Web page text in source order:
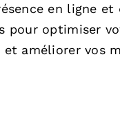
en ligne
pour optimiser
améliorer vos